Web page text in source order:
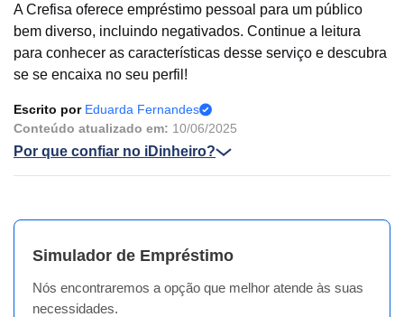
A Crefisa oferece empréstimo pessoal para um público
bem diverso, incluindo negativados. Continue a leitura
para conhecer as características desse serviço e descubra
se se encaixa no seu perfil!
Escrito por Eduarda Fernandes
Conteúdo atualizado em: 10/06/2025
Por que confiar no iDinheiro?
Simulador de Empréstimo
Nós encontraremos a opção que melhor atende às suas
necessidades.